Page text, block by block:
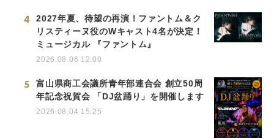
4
2027年夏、待望の再演！ファントム＆ク
リスティーヌ役のWキャスト4名が決定！
ミュージカル 『ファントム』
2026.08.06 12:00
5
富山県商工会議所青年部連合会 創立50周
年記念祝賀会 「DJ盆踊り」を開催します
2026.08.04 15:25